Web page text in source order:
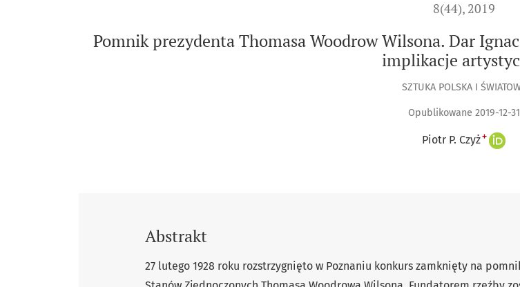
8(44), 2019
Pomnik prezydenta Thomasa Woodrow Wilsona. Dar
implikacje
SZTUKA POLSKA I
Opublikowane 2019-12-31
Piotr P. Czyż+
Abstrakt
27 lutego 1928 roku rozstrzygnięto w Poznaniu konkurs zamknięty na